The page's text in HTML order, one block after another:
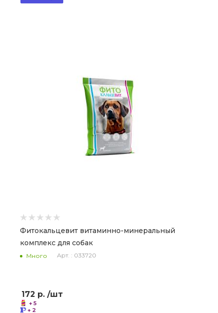
Фитокальцевит витаминно-минеральный
комплекс для собак
Много Арт. : 033720
172 р. /шт
+ 5
+ 2